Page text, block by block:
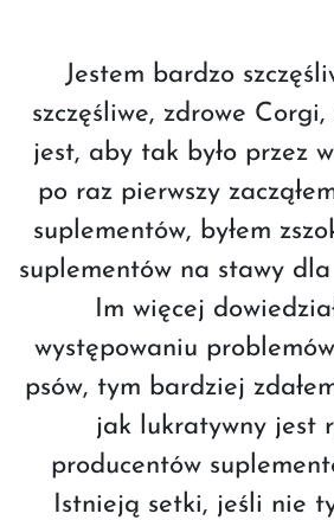
Jestem bardzo
szczęśliwe, zdrowe
jest, aby tak było przez
po raz pierwszy
suplementów, byłem
suplementów na stawy
Im więcej
występowaniu
psów, tym bardziej
jak lukratywny jest
producentów
Istnieją setki, jeśli nie